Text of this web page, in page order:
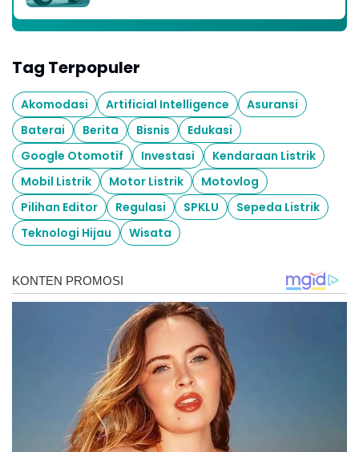
Tag Terpopuler
Akomodasi Artificial Intelligence
Asuransi
Baterai
Berita Bisnis
Edukasi
Google Otomotif
Investasi
Kendaraan Listrik
Mobil Listrik
Motor Listrik
Motovlog
Pilihan Editor
Regulasi SPKLU
Sepeda Listrik
Teknologi Hijau
Wisata